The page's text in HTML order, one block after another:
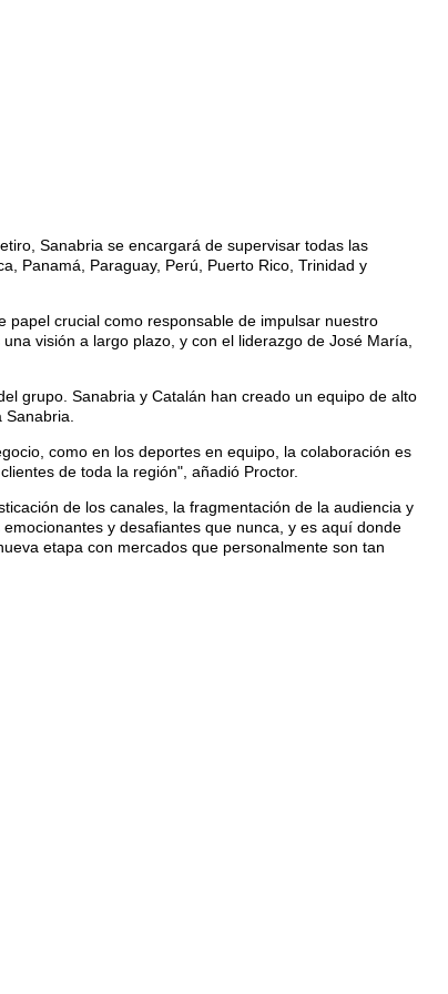
Sanabria se encargará de supervisar todas las
Panamá, Paraguay, Perú, Puerto Rico, Trinidad y
crucial como responsable de impulsar nuestro
visión a largo plazo, y con el liderazgo de José María,
grupo. Sanabria y Catalán han creado un equipo de alto
como en los deportes en equipo, la colaboración es
de toda la región", añadió Proctor.
de los canales, la fragmentación de la audiencia y
y desafiantes que nunca, y es aquí donde
etapa con mercados que personalmente son tan